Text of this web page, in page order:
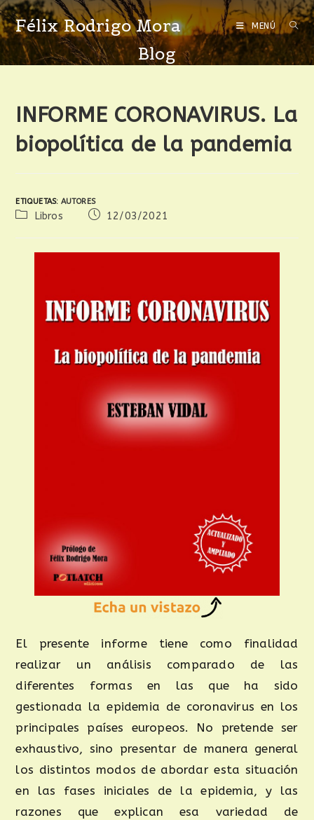
Félix Rodrigo Mora MENÚ
Blog
INFORME CORONAVIRUS. La
biopolítica de la pandemia
ETIQUETAS: AUTORES
Libros 12/03/2021
El presente informe tiene como finalidad
realizar un análisis comparado de las
diferentes formas en las que ha sido
gestionada la epidemia de coronavirus en los
principales países europeos. No pretende ser
exhaustivo, sino presentar de manera general
los distintos modos de abordar esta situación
en las fases iniciales de la epidemia, y las
razones que explican esa variedad de